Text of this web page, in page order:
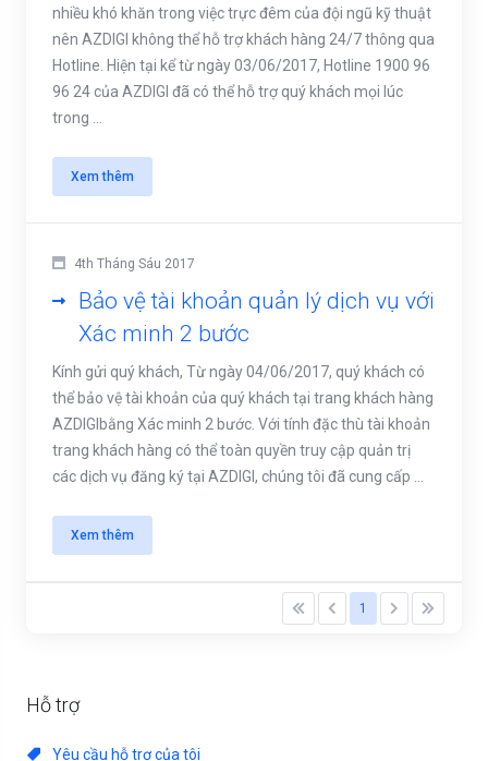
Hỗ trợ
Yêu cầu hỗ trợ của tôi
nhiều khó khăn trong việc trực đêm của đội ngũ kỹ thuật
nên AZDIGI không thể hỗ trợ khách hàng 24/7 thông qua
Hotline. Hiện tại kể từ ngày 03/06/2017, Hotline 1900 96
96 24 của AZDIGI đã có thể hỗ trợ quý khách mọi lúc
trong ...
Xem thêm
4th Tháng Sáu 2017
Bảo vệ tài khoản quản lý dịch vụ với
Xác minh 2 bước
Kính gửi quý khách, Từ ngày 04/06/2017, quý khách có
thể bảo vệ tài khoản của quý khách tại trang khách hàng
AZDIGIbằng Xác minh 2 bước. Với tính đặc thù tài khoản
trang khách hàng có thể toàn quyền truy cập quản trị
các dịch vụ đăng ký tại AZDIGI, chúng tôi đã cung cấp ...
Xem thêm
1